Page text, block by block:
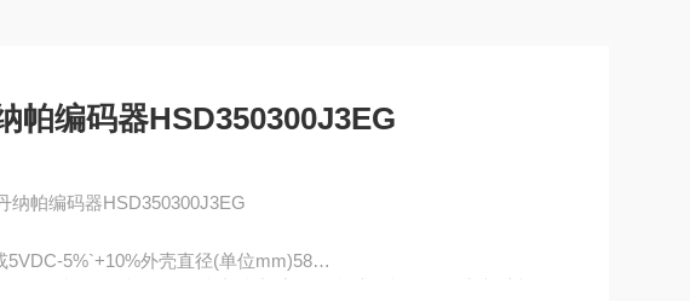
帕编码器HSD350300J3EG
纳帕编码器HSD350300J3EG
5VDC-5%`+10%外壳直径(单位mm)58